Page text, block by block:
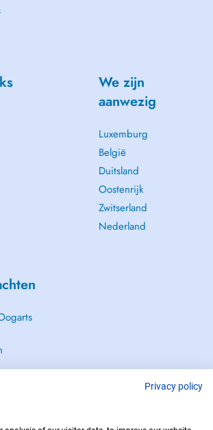
We zijn
aanwezig
Luxemburg
België
Duitsland
Oostenrijk
Zwitserland
Nederland
Privacy policy